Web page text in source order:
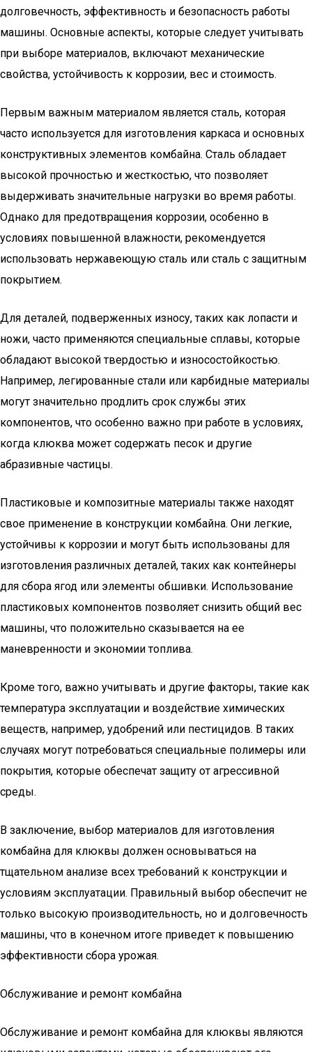
долговечность, эффективность и безопасность работы
машины. Основные аспекты, которые следует учитывать
при выборе материалов, включают механические
свойства, устойчивость к коррозии, вес и стоимость.
Первым важным материалом является сталь, которая
часто используется для изготовления каркаса и основных
конструктивных элементов комбайна. Сталь обладает
высокой прочностью и жесткостью, что позволяет
выдерживать значительные нагрузки во время работы.
Однако для предотвращения коррозии, особенно в
условиях повышенной влажности, рекомендуется
использовать нержавеющую сталь или сталь с защитным
покрытием.
Для деталей, подверженных износу, таких как лопасти и
ножи, часто применяются специальные сплавы, которые
обладают высокой твердостью и износостойкостью.
Например, легированные стали или карбидные материалы
могут значительно продлить срок службы этих
компонентов, что особенно важно при работе в условиях,
когда клюква может содержать песок и другие
абразивные частицы.
Пластиковые и композитные материалы также находят
свое применение в конструкции комбайна. Они легкие,
устойчивы к коррозии и могут быть использованы для
изготовления различных деталей, таких как контейнеры
для сбора ягод или элементы обшивки. Использование
пластиковых компонентов позволяет снизить общий вес
машины, что положительно сказывается на ее
маневренности и экономии топлива.
Кроме того, важно учитывать и другие факторы, такие как
температура эксплуатации и воздействие химических
веществ, например, удобрений или пестицидов. В таких
случаях могут потребоваться специальные полимеры или
покрытия, которые обеспечат защиту от агрессивной
среды.
В заключение, выбор материалов для изготовления
комбайна для клюквы должен основываться на
тщательном анализе всех требований к конструкции и
условиям эксплуатации. Правильный выбор обеспечит не
только высокую производительность, но и долговечность
машины, что в конечном итоге приведет к повышению
эффективности сбора урожая.
Обслуживание и ремонт комбайна
Обслуживание и ремонт комбайна для клюквы являются